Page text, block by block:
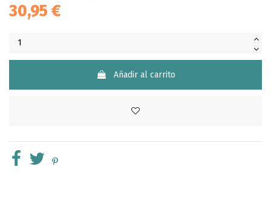
30,95 €
Añadir al carrito